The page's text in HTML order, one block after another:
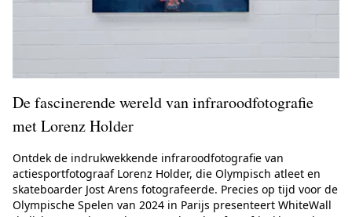
De fascinerende wereld van infraroodfotografie
met Lorenz Holder
Ontdek de indrukwekkende infraroodfotografie van
actiesportfotograaf Lorenz Holder, die Olympisch atleet en
skateboarder Jost Arens fotografeerde. Precies op tijd voor de
Olympische Spelen van 2024 in Parijs presenteert WhiteWall